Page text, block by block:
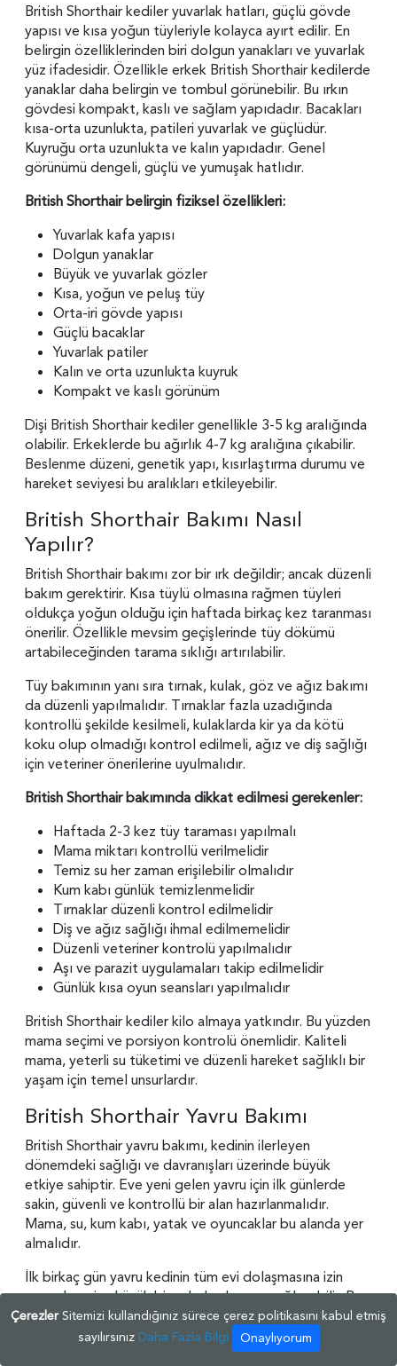
Çerezler Sitemizi kullandığınız sürece çerez politikasını kabul etmiş
sayılırsınız Daha Fazla Bilgi Onaylıyorum
British Shorthair kediler yuvarlak hatları, güçlü gövde
yapısı ve kısa yoğun tüyleriyle kolayca ayırt edilir. En
belirgin özelliklerinden biri dolgun yanakları ve yuvarlak
yüz ifadesidir. Özellikle erkek British Shorthair kedilerde
yanaklar daha belirgin ve tombul görünebilir. Bu ırkın
gövdesi kompakt, kaslı ve sağlam yapıdadır. Bacakları
kısa-orta uzunlukta, patileri yuvarlak ve güçlüdür.
Kuyruğu orta uzunlukta ve kalın yapıdadır. Genel
görünümü dengeli, güçlü ve yumuşak hatlıdır.
British Shorthair belirgin fiziksel özellikleri:
Yuvarlak kafa yapısı
Dolgun yanaklar
Büyük ve yuvarlak gözler
Kısa, yoğun ve peluş tüy
Orta-iri gövde yapısı
Güçlü bacaklar
Yuvarlak patiler
Kalın ve orta uzunlukta kuyruk
Kompakt ve kaslı görünüm
Dişi British Shorthair kediler genellikle 3-5 kg aralığında
olabilir. Erkeklerde bu ağırlık 4-7 kg aralığına çıkabilir.
Beslenme düzeni, genetik yapı, kısırlaştırma durumu ve
hareket seviyesi bu aralıkları etkileyebilir.
British Shorthair Bakımı Nasıl
Yapılır?
British Shorthair bakımı zor bir ırk değildir; ancak düzenli
bakım gerektirir. Kısa tüylü olmasına rağmen tüyleri
oldukça yoğun olduğu için haftada birkaç kez taranması
önerilir. Özellikle mevsim geçişlerinde tüy dökümü
artabileceğinden tarama sıklığı artırılabilir.
Tüy bakımının yanı sıra tırnak, kulak, göz ve ağız bakımı
da düzenli yapılmalıdır. Tırnaklar fazla uzadığında
kontrollü şekilde kesilmeli, kulaklarda kir ya da kötü
koku olup olmadığı kontrol edilmeli, ağız ve diş sağlığı
için veteriner önerilerine uyulmalıdır.
British Shorthair bakımında dikkat edilmesi gerekenler:
Haftada 2-3 kez tüy taraması yapılmalı
Mama miktarı kontrollü verilmelidir
Temiz su her zaman erişilebilir olmalıdır
Kum kabı günlük temizlenmelidir
Tırnaklar düzenli kontrol edilmelidir
Diş ve ağız sağlığı ihmal edilmemelidir
Düzenli veteriner kontrolü yapılmalıdır
Aşı ve parazit uygulamaları takip edilmelidir
Günlük kısa oyun seansları yapılmalıdır
British Shorthair kediler kilo almaya yatkındır. Bu yüzden
mama seçimi ve porsiyon kontrolü önemlidir. Kaliteli
mama, yeterli su tüketimi ve düzenli hareket sağlıklı bir
yaşam için temel unsurlardır.
British Shorthair Yavru Bakımı
British Shorthair yavru bakımı, kedinin ilerleyen
dönemdeki sağlığı ve davranışları üzerinde büyük
etkiye sahiptir. Eve yeni gelen yavru için ilk günlerde
sakin, güvenli ve kontrollü bir alan hazırlanmalıdır.
Mama, su, kum kabı, yatak ve oyuncaklar bu alanda yer
almalıdır.
İlk birkaç gün yavru kedinin tüm evi dolaşmasına izin
vermek yerine küçük bir odada alışması sağlanabilir. Bu
süreçte yüksek ses, kalabalık misafir ve ani temaslardan
kaçınılmalıdır. Yavru kedinin yeni ortamı koklamasına,
keşfetmesine ve güven duymasına izin verilmelidir.